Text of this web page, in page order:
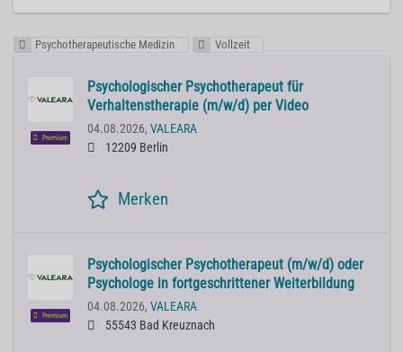
Psychotherapeutische Medizin Vollzeit
Premium
Psychologischer Psychotherapeut für
Verhaltenstherapie (m/w/d) per Video
04.08.2026, VALEARA
12209 Berlin
Merken
Premium
Psychologischer Psychotherapeut (m/w/d) oder
Psychologe in fortgeschrittener Weiterbildung
04.08.2026, VALEARA
55543 Bad Kreuznach